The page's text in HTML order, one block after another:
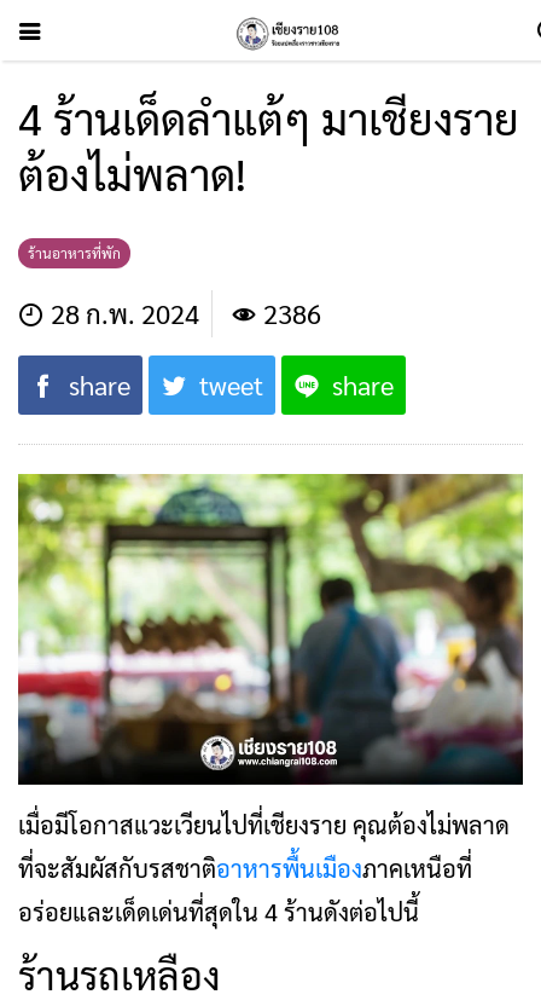
4 ร้านเด็ดลำแต้ๆ มาเชียงราย
ต้องไม่พลาด!
ร้านอาหารที่พัก
28 ก.พ. 2024 2386
share tweet share
เมื่อมีโอกาสแวะเวียนไปที่เชียงราย คุณต้องไม่พลาด
ที่จะสัมผัสกับรสชาติอาหารพื้นเมืองภาคเหนือที่
อร่อยและเด็ดเด่นที่สุดใน 4 ร้านดังต่อไปนี้
ร้านรถเหลือง